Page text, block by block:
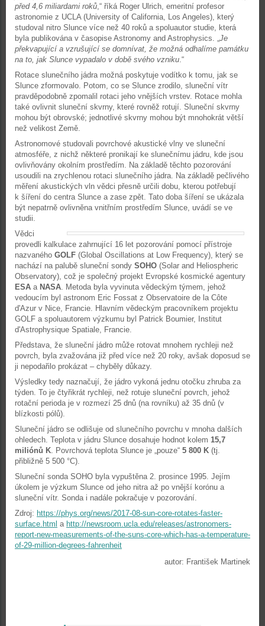
před 4,6 miliardami roků,“ říká Roger Ulrich, emeritní profesor
astronomie z UCLA (University of California, Los Angeles), který
studoval nitro Slunce více než 40 roků a spoluautor studie, která
byla publikována v časopise Astronomy and Astrophysics. „Je
překvapující a vzrušující se domnívat, že možná odhalíme památku
na to, jak Slunce vypadalo v době svého vzniku.“
Rotace slunečního jádra možná poskytuje vodítko k tomu, jak se
Slunce zformovalo. Potom, co se Slunce zrodilo, sluneční vítr
pravděpodobně zpomalil rotaci jeho vnějších vrstev. Rotace mohla
také ovlivnit sluneční skvrny, které rovněž rotují. Sluneční skvrny
mohou být obrovské; jednotlivé skvrny mohou být mnohokrát větší
než velikost Země.
Astronomové studovali povrchové akustické vlny ve sluneční
atmosféře, z nichž některé pronikají ke slunečnímu jádru, kde jsou
ovlivňovány okolním prostředím. Na základě těchto pozorování
usoudili na zrychlenou rotaci slunečního jádra. Na základě pečlivého
měření akustických vln vědci přesně určili dobu, kterou potřebují
k šíření do centra Slunce a zase zpět. Tato doba šíření se ukázala
být nepatrně ovlivněna vnitřním prostředím Slunce, uvádí se ve
studii.
Vědci
provedli kalkulace zahrnující 16 let pozorování pomocí přístroje
nazvaného GOLF (Global Oscillations at Low Frequency), který se
nachází na palubě sluneční sondy SOHO (Solar and Heliospheric
Observatory), což je společný projekt Evropské kosmické agentury
ESA a NASA. Metoda byla vyvinuta vědeckým týmem, jehož
vedoucím byl astronom Eric Fossat z Observatoire de la Côte
d'Azur v Nice, Francie. Hlavním vědeckým pracovníkem projektu
GOLF a spoluautorem výzkumu byl Patrick Boumier, Institut
d'Astrophysique Spatiale, Francie.
Představa, že sluneční jádro může rotovat mnohem rychleji než
povrch, byla zvažována již před více než 20 roky, avšak doposud se
ji nepodařilo prokázat – chyběly důkazy.
Výsledky tedy naznačují, že jádro vykoná jednu otočku zhruba za
týden. To je čtyřikrát rychleji, než rotuje sluneční povrch, jehož
rotační perioda je v rozmezí 25 dnů (na rovníku) až 35 dnů (v
blízkosti pólů).
Sluneční jádro se odlišuje od slunečního povrchu v mnoha dalších
ohledech. Teplota v jádru Slunce dosahuje hodnot kolem 15,7
miliónů K. Povrchová teplota Slunce je „pouze“ 5 800 K (tj.
přibližně 5 500 °C).
Sluneční sonda SOHO byla vypuštěna 2. prosince 1995. Jejím
úkolem je výzkum Slunce od jeho nitra až po vnější korónu a
sluneční vítr. Sonda i nadále pokračuje v pozorování.
Zdroj: https://phys.org/news/2017-08-sun-core-rotates-faster-
surface.html a http://newsroom.ucla.edu/releases/astronomers-
report-new-measurements-of-the-suns-core-which-has-a-temperature-
of-29-million-degrees-fahrenheit
autor: František Martinek